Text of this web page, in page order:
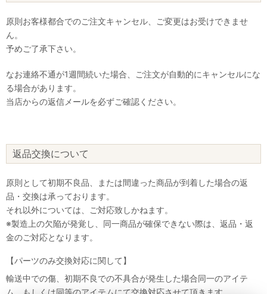
原則お客様都合でのご注文キャンセル、ご変更はお受けできませ
ん。
予めご了承下さい。
なお連絡不通が1週間続いた場合、ご注文が自動的にキャンセルにな
る場合があります。
当店からの返信メールを必ずご確認ください。
返品交換について
原則として初期不良品、または間違った商品が到着した場合の返
品・交換は承っております。
それ以外については、ご対応致しかねます。
※製造上の欠陥が発覚し、同一商品が確保できない際は、返品・返
金のご対応となります。
【パーツのみ交換対応に関して】
輸送中での傷、初期不良での不具合が発生した場合同一のアイテ
ム、もしくは同等のアイテムにて交換対応させて頂きます。